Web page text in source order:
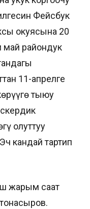
Фейсбук
окуясына 20
райондук
11-апрелге
тыюу
олуттуу
кандай тартип
жарым саат